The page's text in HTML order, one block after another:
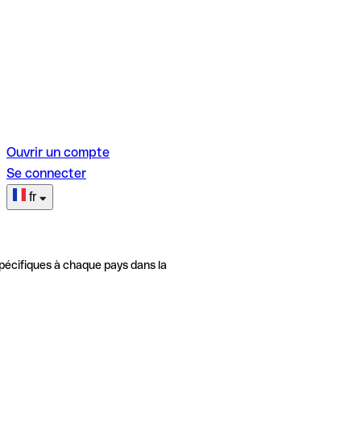
Ouvrir un compte
Se connecter
fr
à chaque pays dans la